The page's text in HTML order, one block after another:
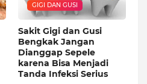
GIGI DAN GUSI
Sakit Gigi dan Gusi
Bengkak Jangan
Dianggap Sepele
karena Bisa Menjadi
Tanda Infeksi Serius